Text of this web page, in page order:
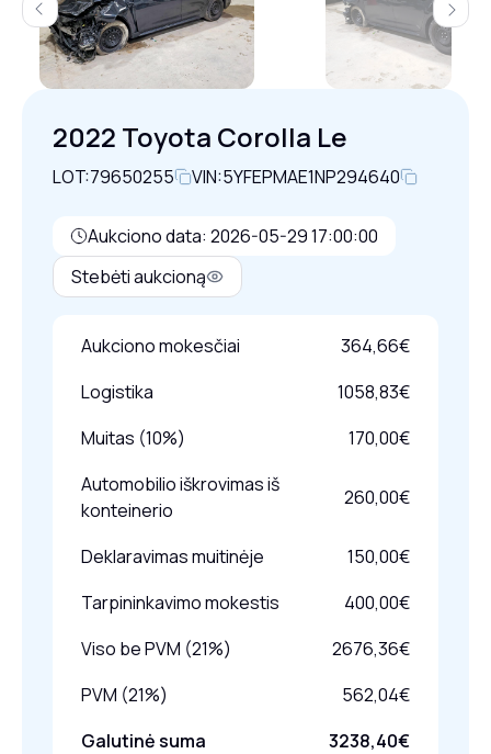
Previous Next
2022 Toyota Corolla Le
LOT:79650255 VIN:5YFEPMAE1NP294640
Aukciono data: 2026-05-29 17:00:00
Stebėti aukcioną
Aukciono mokesčiai
364,66€
Logistika
1058,83€
Muitas (10%)
170,00€
Automobilio iškrovimas iš
konteinerio
260,00€
Deklaravimas muitinėje
150,00€
Tarpininkavimo mokestis
400,00€
Viso be PVM (21%)
2676,36€
PVM (21%)
562,04€
Galutinė suma
3238,40€